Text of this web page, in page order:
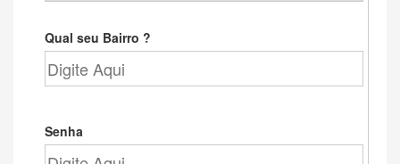
Qual seu Bairro ?
Senha